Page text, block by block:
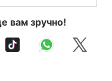
вам зручно!